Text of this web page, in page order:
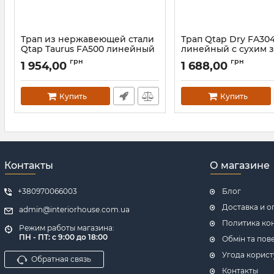
Трап из нержавеющей стали
Qtap Taurus FA500 линейный
с сухим затвором
Артикул:SD00052799
1 954,00 грн
Купить
Трап Qtap Dry
линейный с сухим
Артикул:SD00038746
1 688,00 грн
Купить
Контакты
+380970066003
admin@interiorhouse.com.ua
Режим работы магазина:
ПН - ПТ: с 9:00 до 18:00
Обратная связь
О магазине
Блог
Доставка и
Политика
Обмін та
Угода
Контакты